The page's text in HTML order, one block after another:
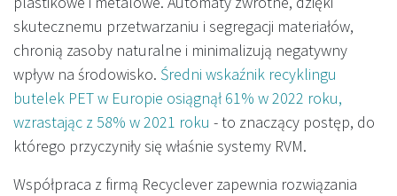
skutecznemu przetwarzaniu i segregacji materiałów,
chronią zasoby naturalne i minimalizują negatywny
wpływ na środowisko. Średni wskaźnik recyklingu
butelek PET w Europie osiągnął 61% w 2022 roku,
wzrastając z 58% w 2021 roku - to znaczący postęp, do
którego przyczyniły się właśnie systemy RVM.
Współpraca z firmą Recyclever zapewnia rozwiązania